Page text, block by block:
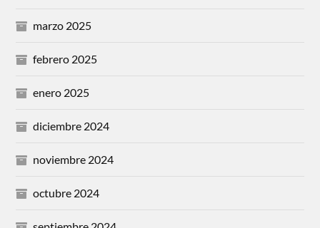
marzo 2025
febrero 2025
enero 2025
diciembre 2024
noviembre 2024
octubre 2024